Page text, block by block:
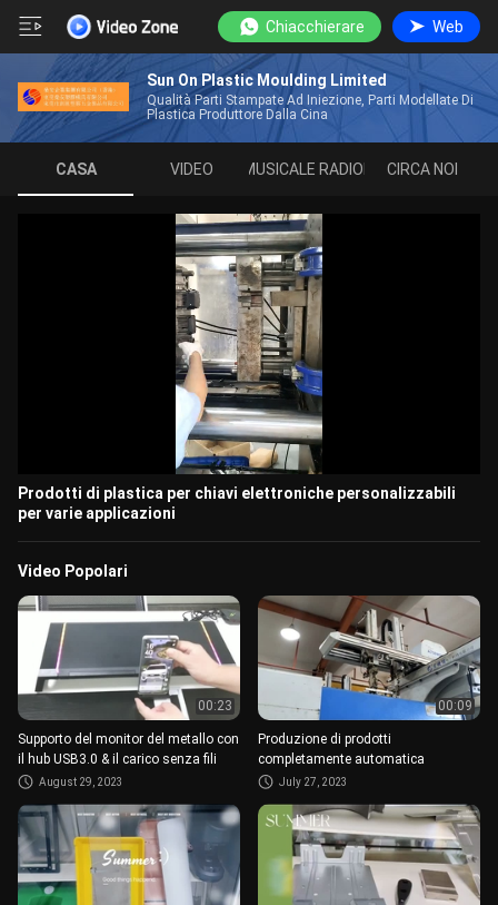
Chiacchierare Web
Sun On Plastic Moulding Limited
Qualità Parti Stampate Ad Iniezione, Parti Modellate Di
Plastica Produttore Dalla Cina
CASA VIDEOLISTA MUSICALE RADIOFONICACIRCA NOI
Prodotti di plastica per chiavi elettroniche personalizzabili
per varie applicazioni
Video Popolari
00:23
Supporto del monitor del metallo con
il hub USB3.0 & il carico senza fili
August 29, 2023
00:09
Produzione di prodotti
completamente automatica
July 27, 2023